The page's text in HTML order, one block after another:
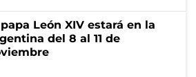
León XIV estará en la
del 8 al 11 de